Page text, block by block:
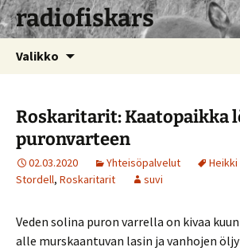
radiofiskars
Valikko
Roskaritarit: Kaatopaikka
puronvarteen
02.03.2020 Yhteisöpalvelut
Stordell, Roskaritarit suvi
Veden solina puron varrella on kivaa
alle murskaantuvan lasin ja vanhojen